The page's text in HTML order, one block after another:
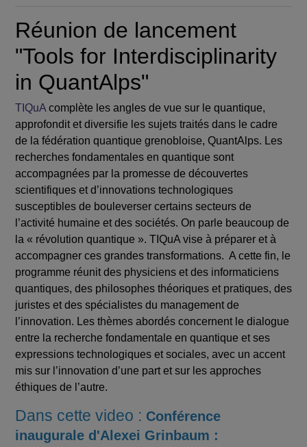
Réunion de lancement
"Tools for Interdisciplinarity
in QuantAlps"
TIQuA complète les angles de vue sur le quantique,
approfondit et diversifie les sujets traités dans le cadre
de la fédération quantique grenobloise, QuantAlps. Les
recherches fondamentales en quantique sont
accompagnées par la promesse de découvertes
scientifiques et d’innovations technologiques
susceptibles de bouleverser certains secteurs de
l’activité humaine et des sociétés. On parle beaucoup de
la « révolution quantique ». TIQuA vise à préparer et à
accompagner ces grandes transformations. A cette fin, le
programme réunit des physiciens et des informaticiens
quantiques, des philosophes théoriques et pratiques, des
juristes et des spécialistes du management de
l’innovation. Les thèmes abordés concernent le dialogue
entre la recherche fondamentale en quantique et ses
expressions technologiques et sociales, avec un accent
mis sur l’innovation d’une part et sur les approches
éthiques de l’autre.
Dans cette video : Conférence
inaugurale d'Alexei Grinbaum :